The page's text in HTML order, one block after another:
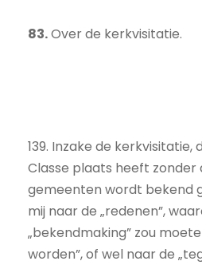
83.Over de kerkvisitatie.
139. Inzake de kerkvisitatie,
Classe plaats heeft zonder
gemeenten wordt bekend
mij naar de „redenen”,
„bekendmaking” zou
worden”, of wel naar de